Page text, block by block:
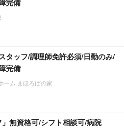
完備
タッフ/調理師免許必須/日勤のみ/
完備
ーム まほろばの家
」無資格可/シフト相談可/病院